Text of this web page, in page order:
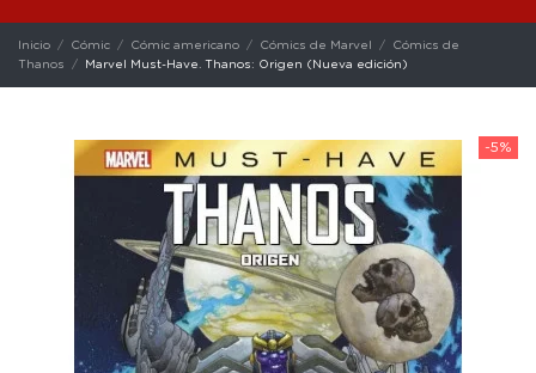
Inicio Cómic Cómic americano Cómics de Marvel
Cómics de
Thanos
Marvel Must-Have. Thanos: Origen (Nueva edición)
-5%